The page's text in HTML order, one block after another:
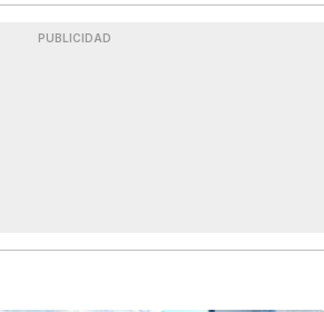
PUBLICIDAD